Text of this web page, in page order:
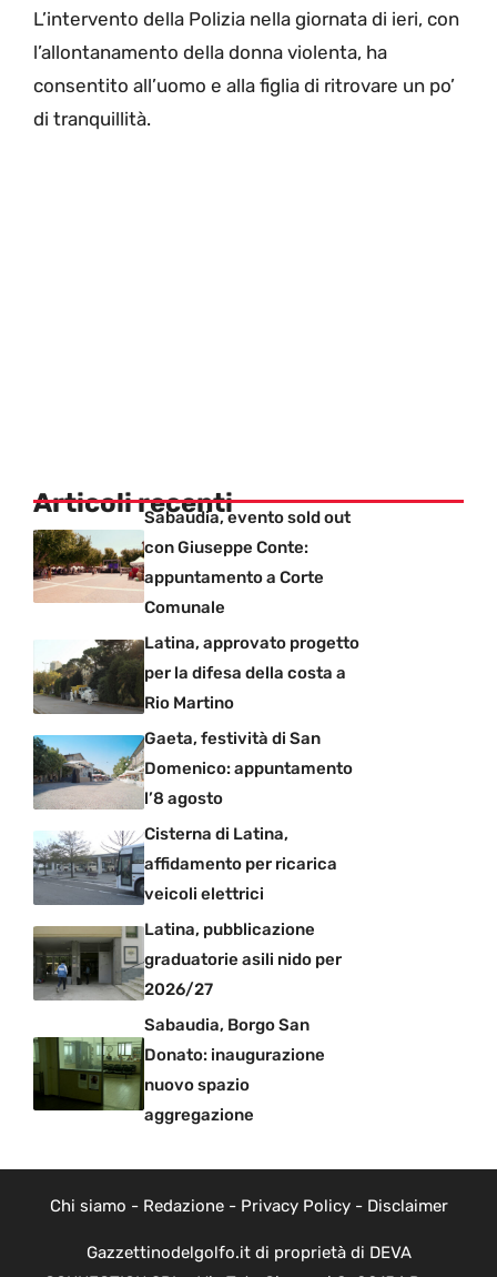
L’intervento della Polizia nella giornata di ieri, con
l’allontanamento della donna violenta, ha
consentito all’uomo e alla figlia di ritrovare un po’
di tranquillità.
Articoli recentiSabaudia, evento sold out
con Giuseppe Conte:
appuntamento a Corte
Comunale
Latina, approvato progetto
per la difesa della costa a
Rio Martino
Gaeta, festività di San
Domenico: appuntamento
l’8 agosto
Cisterna di Latina,
affidamento per ricarica
veicoli elettrici
Latina, pubblicazione
graduatorie asili nido per
2026/27
Sabaudia, Borgo San
Donato: inaugurazione
nuovo spazio
aggregazione
Chi siamo - Redazione- Privacy Policy- Disclaimer
Gazzettinodelgolfo.it di proprietà di DEVA